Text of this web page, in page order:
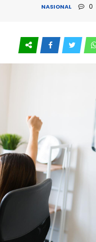
NASIONAL 0